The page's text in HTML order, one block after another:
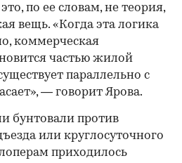
по ее словам, не теория,
вещь. «Когда эта логика
коммерческая
частью жилой
параллельно с
— говорит Ярова.
бунтовали против
или круглосуточного
приходилось